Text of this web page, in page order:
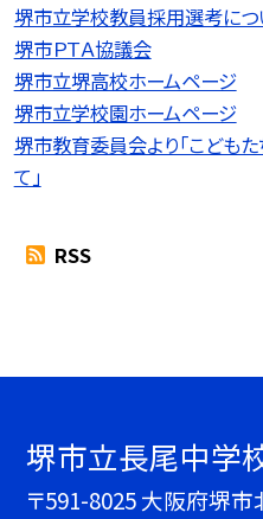
堺市立学校教員採用選考につ
堺市ＰＴＡ協議会
堺市立堺高校ホームページ
堺市立学校園ホームページ
堺市教育委員会より「こども
て」
RSS
堺市立長尾中学
〒591-8025 大阪府堺